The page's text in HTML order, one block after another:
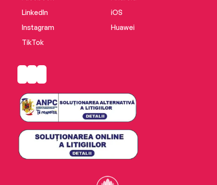
LinkedIn
Instagram
TikTok
iOS
Huawei